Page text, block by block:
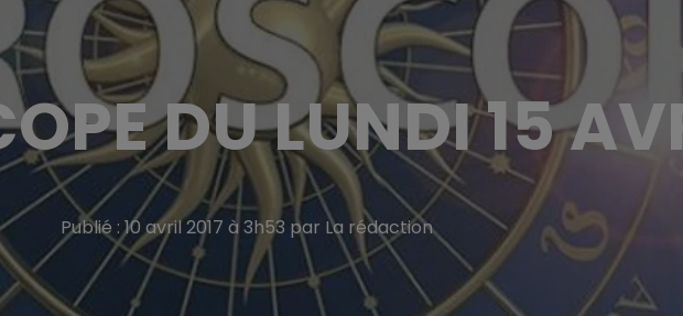
DU LUNDI 15
Publié : 10 avril 2017 à 3h53 par La rédaction